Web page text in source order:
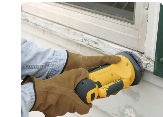
видимость при любых условиях и
обеспечивать безопасность
движения.